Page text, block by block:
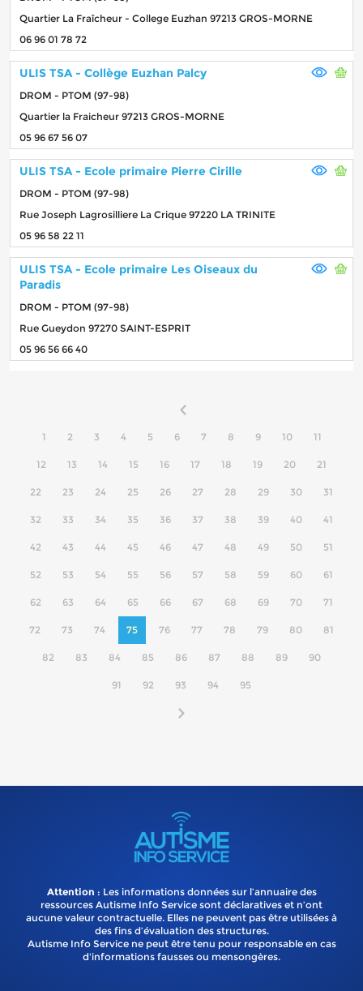
Quartier La Fraîcheur - College Euzhan 97213 GROS-MORNE
06 96 01 78 72
ULIS TSA - Collège Euzhan Palcy
DROM - PTOM (97-98)
Quartier la Fraicheur 97213 GROS-MORNE
05 96 67 56 07
ULIS TSA - Ecole primaire Pierre Cirille
DROM - PTOM (97-98)
Rue Joseph Lagrosilliere La Crique 97220 LA TRINITE
05 96 58 22 11
ULIS TSA - Ecole primaire Les Oiseaux du
Paradis
DROM - PTOM (97-98)
Rue Gueydon 97270 SAINT-ESPRIT
05 96 56 66 40
1 2 3 4 5 6 7 8 9 10 11
12 13 14 15 16 17 18 19 20 21
22 23 24 25 26 27 28 29 30 31
32 33 34 35 36 37 38 39 40 41
42 43 44 45 46 47 48 49 50 51
52 53 54 55 56 57 58 59 60 61
62 63 64 65 66 67 68 69 70 71
72 73 74 75 76 77 78 79 80 81
82 83 84 85 86 87 88 89 90
91 92 93 94 95
Attention : Les informations données sur l’annuaire des
ressources Autisme Info Service sont déclaratives et n’ont
aucune valeur contractuelle. Elles ne peuvent pas être utilisées à
des fins d’évaluation des structures.
Autisme Info Service ne peut être tenu pour responsable en cas
d'informations fausses ou mensongères.